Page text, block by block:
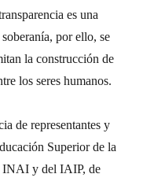
es una
por ello, se
la construcción de
los seres humanos.
de representantes y
Superior de la
INAI y del IAIP, de